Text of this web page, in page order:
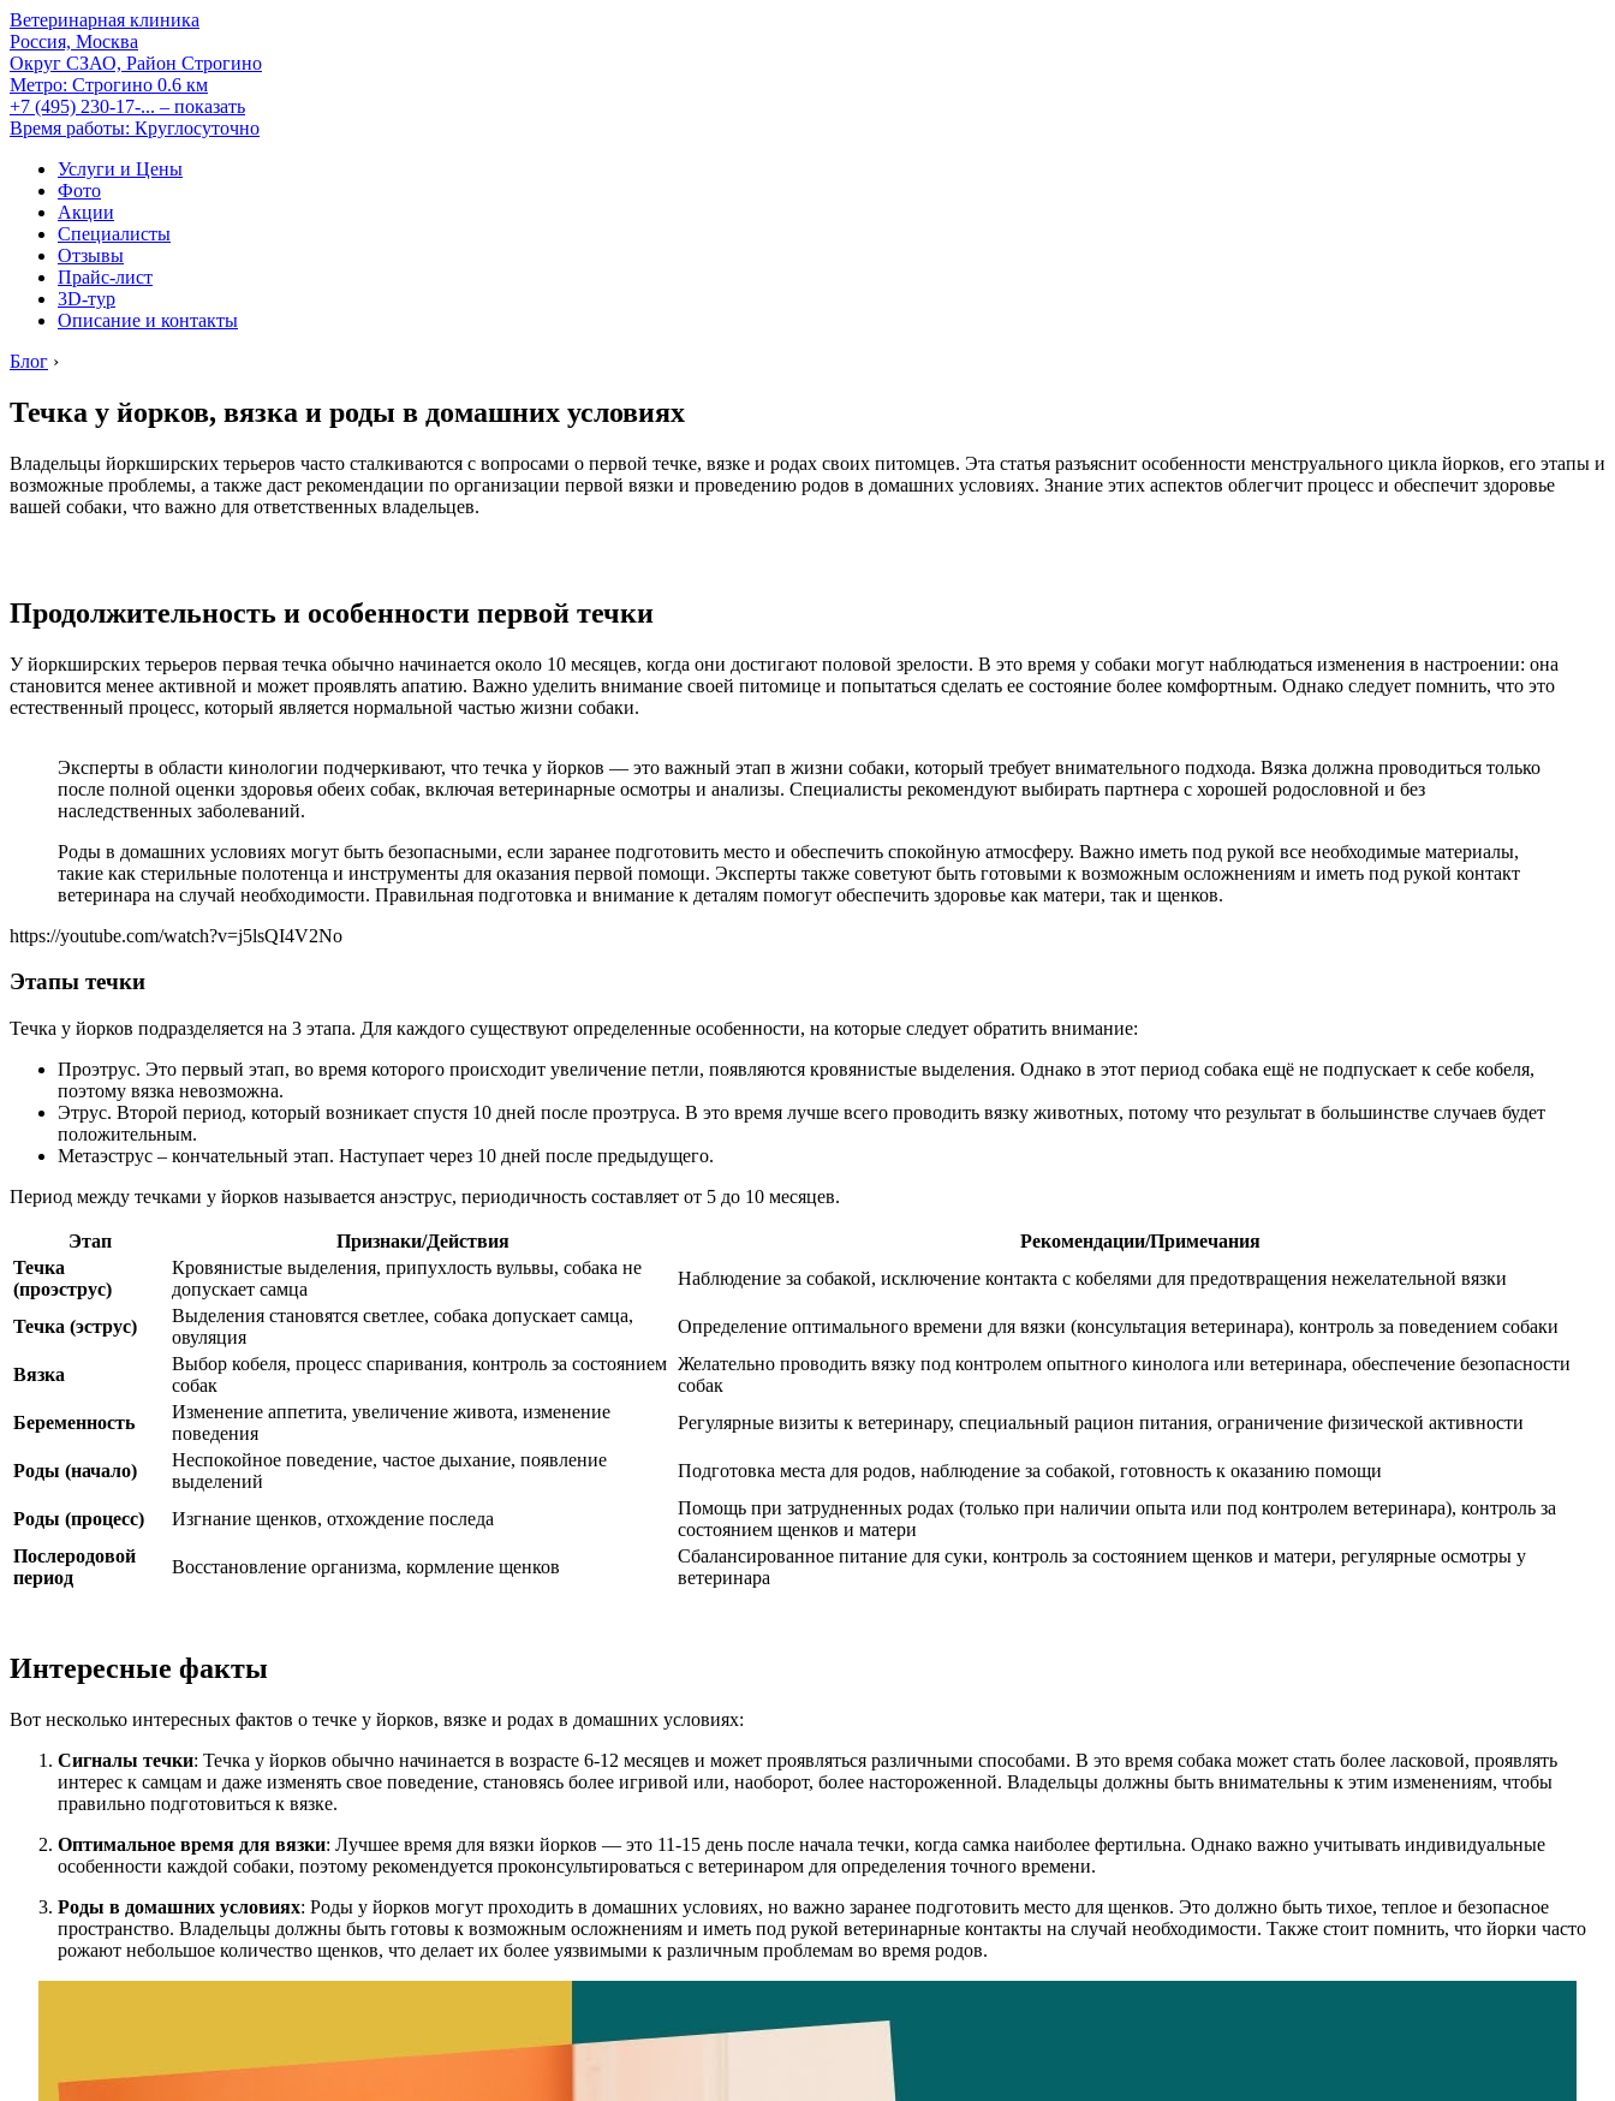
Ветеринарная клиника
Россия, Москва
Округ СЗАО, Район Строгино
Метро: Строгино 0.6 км
+7 (495) 230-17-... – показать
Время работы: Круглосуточно
Услуги и Цены
Фото
Акции
Специалисты
Отзывы
Прайс-лист
3D-тур
Описание и контакты
Блог ›
Течка у йорков, вязка и роды в домашних условиях
Владельцы йоркширских терьеров часто сталкиваются с вопросами о первой течке, вязке и родах своих питомцев. Эта статья разъяснит особенности менструального цикла йорков, его этапы и
возможные проблемы, а также даст рекомендации по организации первой вязки и проведению родов в домашних условиях. Знание этих аспектов облегчит процесс и обеспечит здоровье
вашей собаки, что важно для ответственных владельцев.
Продолжительность и особенности первой течки
У йоркширских терьеров первая течка обычно начинается около 10 месяцев, когда они достигают половой зрелости. В это время у собаки могут наблюдаться изменения в настроении: она
становится менее активной и может проявлять апатию. Важно уделить внимание своей питомице и попытаться сделать ее состояние более комфортным. Однако следует помнить, что это
естественный процесс, который является нормальной частью жизни собаки.
Эксперты в области кинологии подчеркивают, что течка у йорков — это важный этап в жизни собаки, который требует внимательного подхода. Вязка должна проводиться только
после полной оценки здоровья обеих собак, включая ветеринарные осмотры и анализы. Специалисты рекомендуют выбирать партнера с хорошей родословной и без
наследственных заболеваний.
Роды в домашних условиях могут быть безопасными, если заранее подготовить место и обеспечить спокойную атмосферу. Важно иметь под рукой все необходимые материалы,
такие как стерильные полотенца и инструменты для оказания первой помощи. Эксперты также советуют быть готовыми к возможным осложнениям и иметь под рукой контакт
ветеринара на случай необходимости. Правильная подготовка и внимание к деталям помогут обеспечить здоровье как матери, так и щенков.
https://youtube.com/watch?v=j5lsQI4V2No
Этапы течки
Течка у йорков подразделяется на 3 этапа. Для каждого существуют определенные особенности, на которые следует обратить внимание:
Проэтрус. Это первый этап, во время которого происходит увеличение петли, появляются кровянистые выделения. Однако в этот период собака ещё не подпускает к себе кобеля,
поэтому вязка невозможна.
Этрус. Второй период, который возникает спустя 10 дней после проэтруса. В это время лучше всего проводить вязку животных, потому что результат в большинстве случаев будет
положительным.
Метаэструс – кончательный этап. Наступает через 10 дней после предыдущего.
Период между течками у йорков называется анэструс, периодичность составляет от 5 до 10 месяцев.
Этап Признаки/Действия
Рекомендации/Примечания
Течка
(проэструс)
Кровянистые выделения, припухлость вульвы, собака не
допускает самца
Наблюдение за собакой, исключение контакта с кобелями для предотвращения нежелательной вязки
Течка (эструс)
Выделения становятся светлее, собака допускает самца,
овуляция
Определение оптимального времени для вязки (консультация ветеринара), контроль за поведением собаки
Вязка
Выбор кобеля, процесс спаривания, контроль за состоянием
собак
Желательно проводить вязку под контролем опытного кинолога или ветеринара, обеспечение безопасности
собак
Беременность
Изменение аппетита, увеличение живота, изменение
поведения
Регулярные визиты к ветеринару, специальный рацион питания, ограничение физической активности
Роды (начало)
Неспокойное поведение, частое дыхание, появление
выделений
Подготовка места для родов, наблюдение за собакой, готовность к оказанию помощи
Роды (процесс) Изгнание щенков, отхождение последа
Помощь при затрудненных родах (только при наличии опыта или под контролем ветеринара), контроль за
состоянием щенков и матери
Послеродовой
период
Восстановление организма, кормление щенков
Сбалансированное питание для суки, контроль за состоянием щенков и матери, регулярные осмотры у
ветеринара
Интересные факты
Вот несколько интересных фактов о течке у йорков, вязке и родах в домашних условиях:
Сигналы течки: Течка у йорков обычно начинается в возрасте 6-12 месяцев и может проявляться различными способами. В это время собака может стать более ласковой, проявлять
интерес к самцам и даже изменять свое поведение, становясь более игривой или, наоборот, более настороженной. Владельцы должны быть внимательны к этим изменениям, чтобы
правильно подготовиться к вязке.
Оптимальное время для вязки: Лучшее время для вязки йорков — это 11-15 день после начала течки, когда самка наиболее фертильна. Однако важно учитывать индивидуальные
особенности каждой собаки, поэтому рекомендуется проконсультироваться с ветеринаром для определения точного времени.
Роды в домашних условиях: Роды у йорков могут проходить в домашних условиях, но важно заранее подготовить место для щенков. Это должно быть тихое, теплое и безопасное
пространство. Владельцы должны быть готовы к возможным осложнениям и иметь под рукой ветеринарные контакты на случай необходимости. Также стоит помнить, что йорки часто
рожают небольшое количество щенков, что делает их более уязвимыми к различным проблемам во время родов.